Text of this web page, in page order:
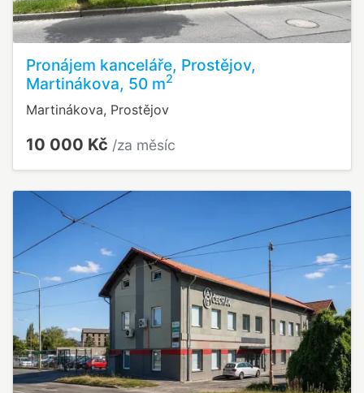
Pronájem kanceláře, Prostějov,
Martinákova, 50 m2
Martinákova, Prostějov
10 000 Kč /za měsíc